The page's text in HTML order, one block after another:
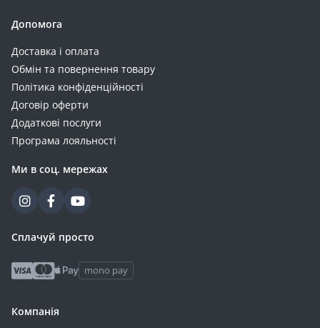
SR1130 (1)
Допомога
Доставка і оплата
Обмін та повернення товару
Політика конфіденційності
Договір оферти
Додаткові послуги
Програма лояльності
Ми в соц. мережах
Сплачуй просто
mono pay
Компанія